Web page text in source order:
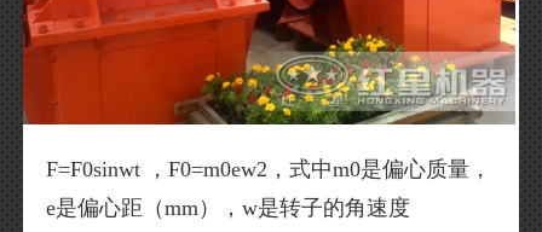
F=F0sinwt ，F0=m0ew2，式中m0是偏心质量，
e是偏心距（mm），w是转子的角速度